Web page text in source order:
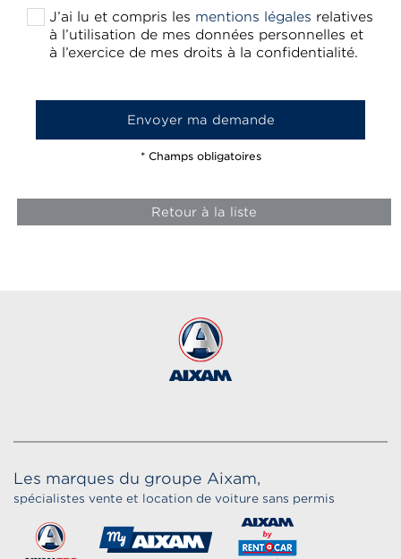
J’ai lu et compris les mentions légales relatives
à l’utilisation de mes données personnelles et
à l’exercice de mes droits à la confidentialité.
* Champs obligatoires
Retour à la liste
Les marques du groupe Aixam,
spécialistes vente et location de voiture sans permis